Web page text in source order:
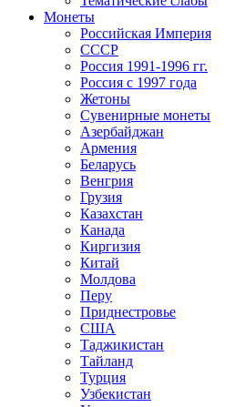
Монеты
Российская Империя
СССР
Россия 1991-1996 гг.
Россия с 1997 года
Жетоны
Сувенирные монеты
Азербайджан
Армения
Беларусь
Венгрия
Грузия
Казахстан
Канада
Киргизия
Китай
Молдова
Перу
Приднестровье
США
Таджикистан
Тайланд
Турция
Узбекистан